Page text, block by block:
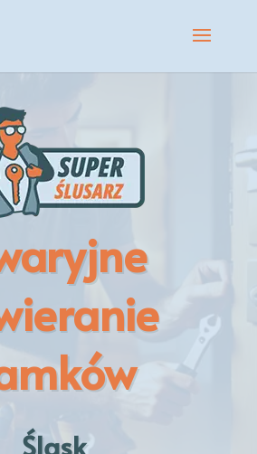
Śląsk